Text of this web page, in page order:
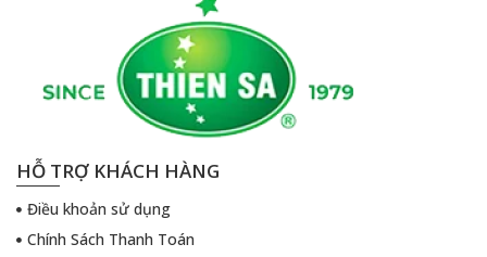
HỖ TRỢ KHÁCH HÀNG
Điều khoản sử dụng
Chính Sách Thanh Toán